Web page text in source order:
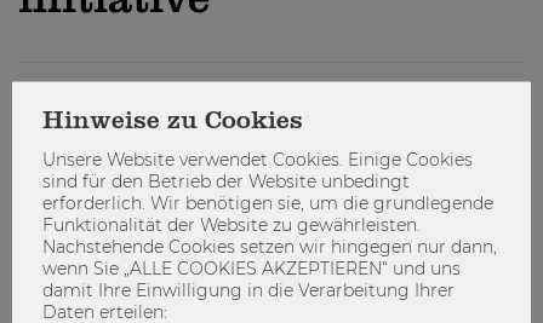
STUDIEREN
Hinweise zu Cookies
Unsere Website verwendet Cookies. Einige Cookies
sind für den Betrieb der Website unbedingt
erforderlich. Wir benötigen sie, um die grundlegende
Funktionalität der Website zu gewährleisten.
Nachstehende Cookies setzen wir hingegen nur dann,
wenn Sie „ALLE COOKIES AKZEPTIEREN“ und uns
damit Ihre Einwilligung in die Verarbeitung Ihrer
Daten erteilen: